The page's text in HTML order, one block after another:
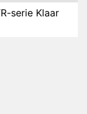
serie Klaar